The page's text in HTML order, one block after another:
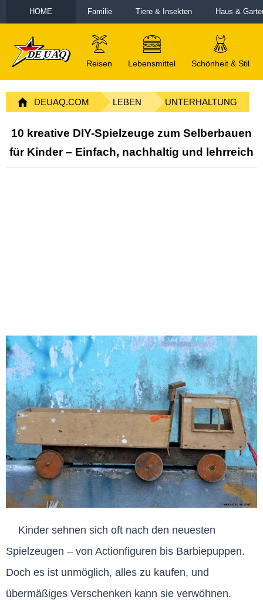
HOME Familie Tiere & Insekten Haus &
Reisen Lebensmittel Schönheit & Stil
DEUAQ.COM LEBEN UNTERHALTUNG
10 kreative DIY-Spielzeuge zum Selberbauen
für Kinder – Einfach, nachhaltig und lehrreich
Kinder sehnen sich oft nach den neuesten
Spielzeugen – von Actionfiguren bis Barbiepuppen.
Doch es ist unmöglich, alles zu kaufen, und
übermäßiges Verschenken kann sie verwöhnen.